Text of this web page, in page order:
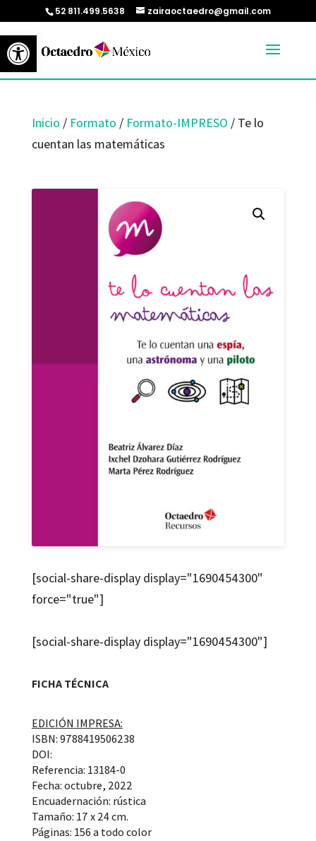
Abrir barra de herramientas
52 811.499.5638 zairaoctaedro@gmail.com
Inicio / Formato / Formato-IMPRESO / Te lo
cuentan las matemáticas
[social-share-display display="1690454300"
force="true"]
[social-share-display display="1690454300"]
FICHA TÉCNICA
EDICIÓN IMPRESA:
ISBN: 9788419506238
DOI:
Referencia: 13184-0
Fecha: octubre, 2022
Encuadernación: rústica
Tamaño: 17 x 24 cm.
Páginas: 156 a todo color